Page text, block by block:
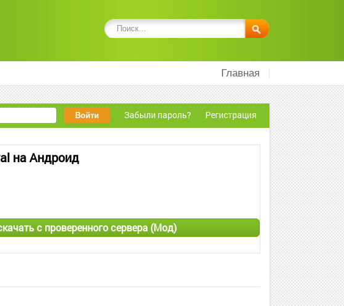
Главная
Забыли пароль? Регистрация
на Андроид
с проверенного сервера (Мод)